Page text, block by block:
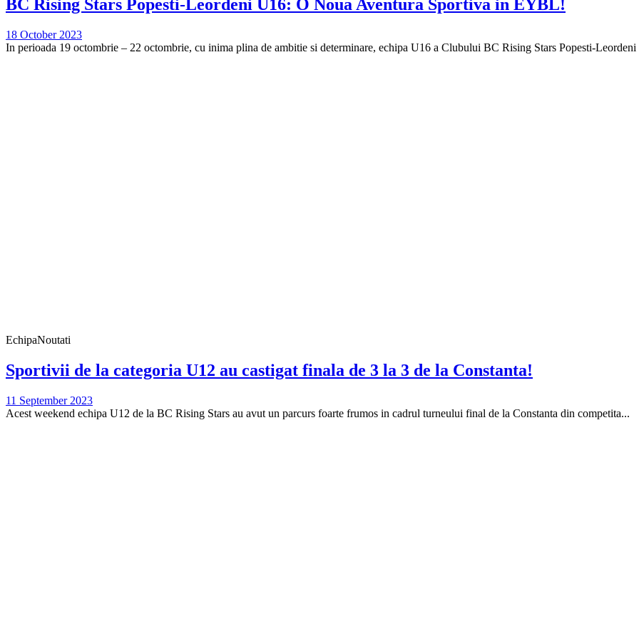
BC Rising Stars Popesti-Leordeni U16: O Noua Aventura Sportiva in EYBL!
18 October 2023
In perioada 19 octombrie – 22 octombrie, cu inima plina de ambitie si determinare, echipa U16 a Clubului BC Rising Stars Popesti-Leordeni
EchipaNoutati
Sportivii de la categoria U12 au castigat finala de 3 la 3 de la Constanta!
11 September 2023
Acest weekend echipa U12 de la BC Rising Stars au avut un parcurs foarte frumos in cadrul turneului final de la Constanta din competita...